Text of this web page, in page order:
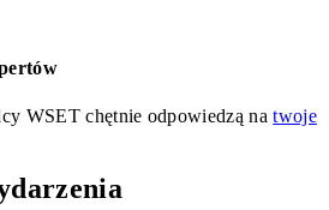
WSET chętnie odpowiedzą natwoje